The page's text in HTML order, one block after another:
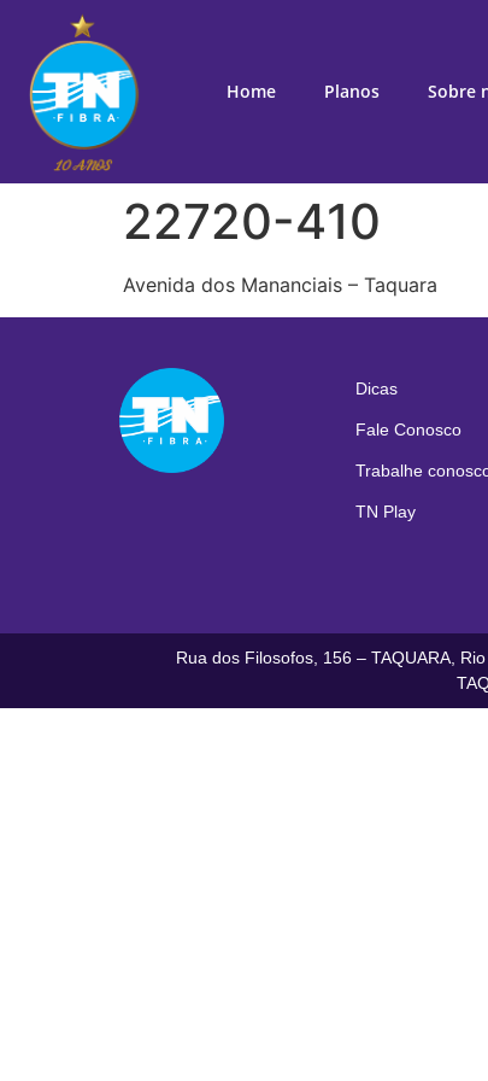
Home Planos Sobre
22720-410
Avenida dos Mananciais – Taquara
Dicas
Fale Conosco
Trabalhe
TN Play
Rua dos Filosofos, 156 – TAQUARA,